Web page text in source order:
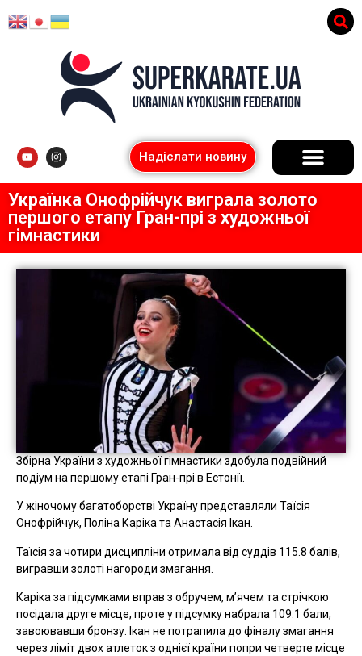
Надіслати новину
Українка Онофрійчук виграла золото
першого етапу Гран-прі з художньої
гімнастики
Збірна України з художньої гімнастики здобула подвійний
подіум на першому етапі Гран-прі в Естонії.
У жіночому багатоборстві Україну представляли Таїсія
Онофрійчук, Поліна Каріка та Анастасія Ікан.
Таїсія за чотири дисципліни отримала від суддів 115.8 балів,
вигравши золоті нагороди змагання.
Каріка за підсумками вправ з обручем, м’ячем та стрічкою
посідала друге місце, проте у підсумку набрала 109.1 бали,
завоювавши бронзу. Ікан не потрапила до фіналу змагання
через ліміт двох атлеток з однієї країни попри четверте місце